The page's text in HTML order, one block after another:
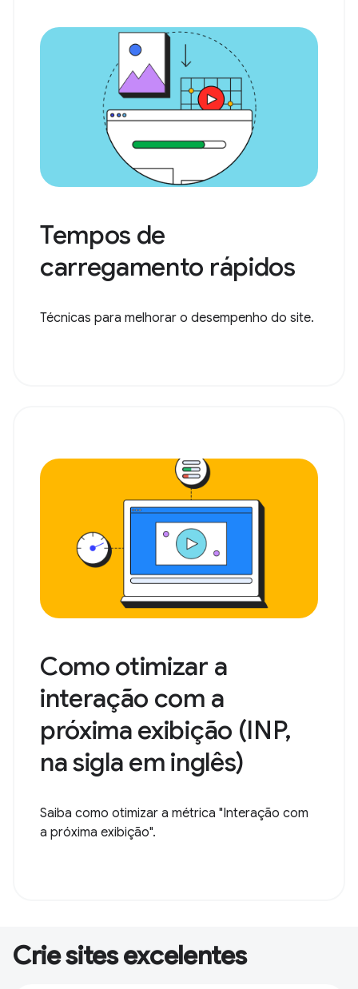
Tempos de
carregamento rápidos
Técnicas para melhorar o desempenho do site.
Como otimizar a
interação com a
próxima exibição (INP,
na sigla em inglês)
Saiba como otimizar a métrica "Interação com
a próxima exibição".
Crie sites excelentes